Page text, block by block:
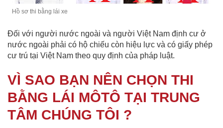
Hồ sơ thi bằng lái xe
Đối với người nước ngoài và người Việt Nam định cư ở
nước ngoài phải có hộ chiếu còn hiệu lực và có giấy phép
cư trú tại Việt Nam theo quy định của pháp luật.
VÌ SAO BẠN NÊN CHỌN THI
BẰNG LÁI MÔTÔ TẠI TRUNG
TÂM CHÚNG TÔI ?